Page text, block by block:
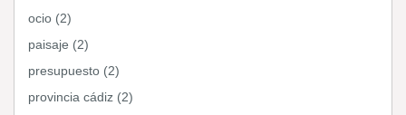
ocio (2)
paisaje (2)
presupuesto (2)
provincia cádiz (2)